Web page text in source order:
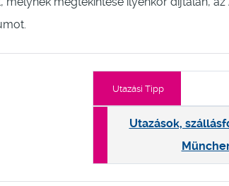
Utazási Tipp
Utazások,